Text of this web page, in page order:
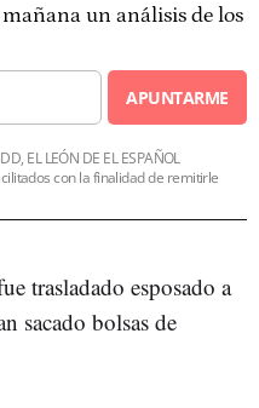
un análisis de los
APUNTARME
EL LEÓN DE EL ESPAÑOL
con la finalidad de remitirle
trasladado esposado a
sacado bolsas de